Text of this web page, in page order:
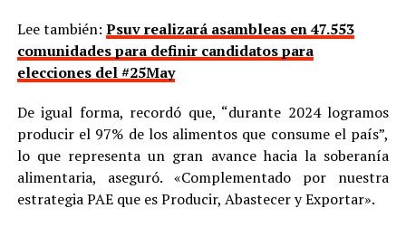
Lee también: Psuv realizará asambleas en 47.553
comunidades para definir candidatos para
elecciones del #25May
De igual forma, recordó que, “durante 2024 logramos
producir el 97% de los alimentos que consume el país”,
lo que representa un gran avance hacia la soberanía
alimentaria, aseguró. «Complementado por nuestra
estrategia PAE que es Producir, Abastecer y Exportar».